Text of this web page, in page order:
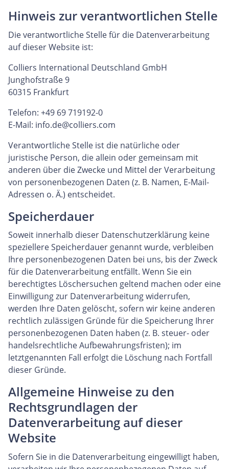
Hinweis zur verantwortlichen Stelle
Die verantwortliche Stelle für die Datenverarbeitung
auf dieser Website ist:
Colliers International Deutschland GmbH
Junghofstraße 9
60315 Frankfurt
Telefon: +49 69 719192-0
E-Mail: info.de@colliers.com
Verantwortliche Stelle ist die natürliche oder
juristische Person, die allein oder gemeinsam mit
anderen über die Zwecke und Mittel der Verarbeitung
von personenbezogenen Daten (z. B. Namen, E-Mail-
Adressen o. Ä.) entscheidet.
Speicherdauer
Soweit innerhalb dieser Datenschutzerklärung keine
speziellere Speicherdauer genannt wurde, verbleiben
Ihre personenbezogenen Daten bei uns, bis der Zweck
für die Datenverarbeitung entfällt. Wenn Sie ein
berechtigtes Löschersuchen geltend machen oder eine
Einwilligung zur Datenverarbeitung widerrufen,
werden Ihre Daten gelöscht, sofern wir keine anderen
rechtlich zulässigen Gründe für die Speicherung Ihrer
personenbezogenen Daten haben (z. B. steuer- oder
handelsrechtliche Aufbewahrungsfristen); im
letztgenannten Fall erfolgt die Löschung nach Fortfall
dieser Gründe.
Allgemeine Hinweise zu den
Rechtsgrundlagen der
Datenverarbeitung auf dieser
Website
Sofern Sie in die Datenverarbeitung eingewilligt haben,